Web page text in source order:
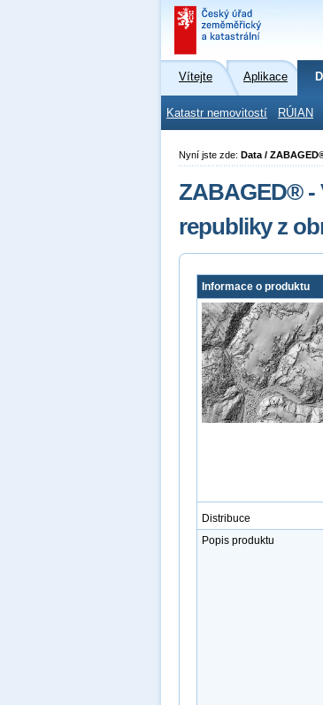
Vítejte Aplikace
Katastr nemovitostí RÚIAN
Nyní jste zde: Data /
ZABAGED® -
republiky z
Informace o produktu
Distribuce
Popis produktu